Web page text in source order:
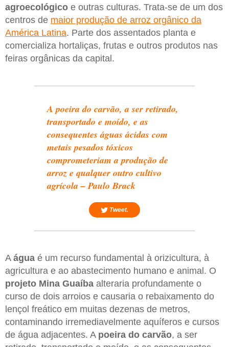
agroecológico e outras culturas. Trata-se de um dos
centros de maior produção de arroz orgânico da
América Latina. Parte dos assentados planta e
comercializa hortaliças, frutas e outros produtos nas
feiras orgânicas da capital.
A poeira do carvão, a ser retirado,
transportado e moído, e as
consequentes águas ácidas com
metais pesados tóxicos
comprometeriam a produção de
arroz e qualquer outro cultivo
agrícola – Paulo Brack
Tweet.
A água é um recurso fundamental à orizicultura, à
agricultura e ao abastecimento humano e animal. O
projeto Mina Guaíba alteraria profundamente o
curso de dois arroios e causaria o rebaixamento do
lençol freático em muitas dezenas de metros,
contaminando irremediavelmente aquíferos e cursos
de água adjacentes. A poeira do carvão, a ser